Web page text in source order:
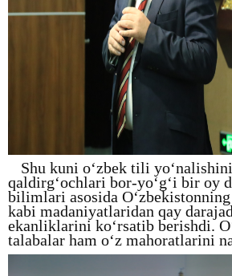
Shu kuni o‘zbek tili
qaldirg‘ochlari bor-yo‘g‘i bir oy
bilimlari asosida
kabi madaniyatlaridan qay
ekanliklarini ko‘rsatib berishdi.
talabalar ham o‘z mahoratlarini